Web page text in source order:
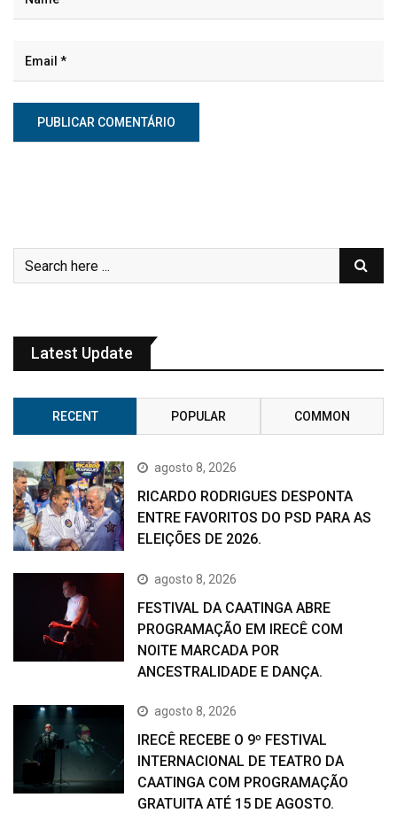
Latest Update
RECENT POPULAR COMMON
agosto 8, 2026
RICARDO RODRIGUES DESPONTA
ENTRE FAVORITOS DO PSD PARA AS
ELEIÇÕES DE 2026.
agosto 8, 2026
FESTIVAL DA CAATINGA ABRE
PROGRAMAÇÃO EM IRECÊ COM
NOITE MARCADA POR
ANCESTRALIDADE E DANÇA.
agosto 8, 2026
IRECÊ RECEBE O 9º FESTIVAL
INTERNACIONAL DE TEATRO DA
CAATINGA COM PROGRAMAÇÃO
GRATUITA ATÉ 15 DE AGOSTO.